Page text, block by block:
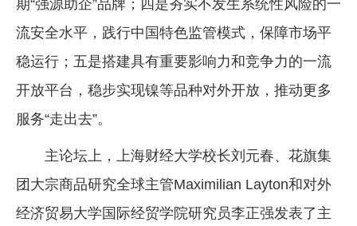
期“强源助企”品牌；四是夯实不发生系统性风险的一
流安全水平，践行中国特色监管模式，保障市场平
稳运行；五是搭建具有重要影响力和竞争力的一流
开放平台，稳步实现镍等品种对外开放，推动更多
服务“走出去”。
主论坛上，上海财经大学校长刘元春、花旗集
团大宗商品研究全球主管Maximilian Layton和对外
经济贸易大学国际经贸学院研究员李正强发表了主